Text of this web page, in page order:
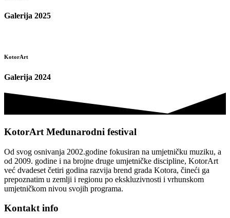
Galerija 2025
KotorArt
Galerija 2024
KotorArt Međunarodni festival
Od svog osnivanja 2002.godine fokusiran na umjetničku muziku, a
od 2009. godine i na brojne druge umjetničke discipline, KotorArt
već dvadeset četiri godina razvija brend grada Kotora, čineći ga
prepoznatim u zemlji i regionu po ekskluzivnosti i vrhunskom
umjetničkom nivou svojih programa.
Kontakt info